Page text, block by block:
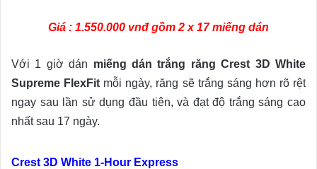
Giá : 1.550.000 vnđ gồm 2 x 17 miếng dán
Với 1 giờ dán miếng dán trắng răng Crest 3D White
Supreme FlexFit mỗi ngày, răng sẽ trắng sáng hơn rõ rệt
ngay sau lần sử dụng đầu tiên, và đạt độ trắng sáng cao
nhất sau 17 ngày.
Crest 3D White 1-Hour Express